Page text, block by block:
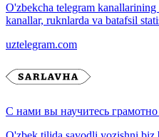
O'zbekcha telegram
kanallar, ruknlarda va batafsil
uztelegram.com
С нами вы научитесь грамотно